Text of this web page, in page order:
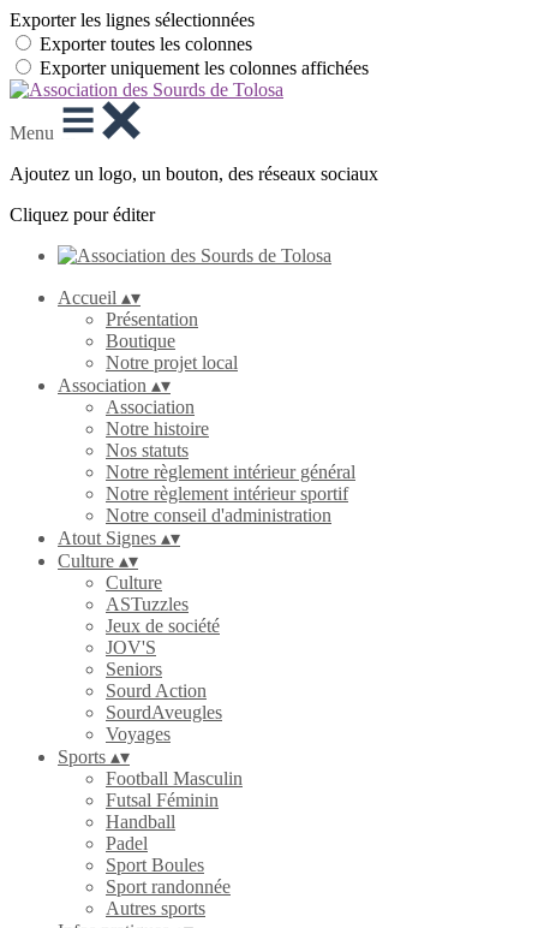
Exporter les lignes sélectionnées
Exporter toutes les colonnes
Exporter uniquement les colonnes affichées
Menu
Ajoutez un logo, un bouton, des réseaux sociaux
Cliquez pour éditer
Accueil ▴▾
Présentation
Boutique
Notre projet local
Association ▴▾
Association
Notre histoire
Nos statuts
Notre règlement intérieur général
Notre règlement intérieur sportif
Notre conseil d'administration
Atout Signes ▴▾
Culture ▴▾
Culture
ASTuzzles
Jeux de société
JOV'S
Seniors
Sourd Action
SourdAveugles
Voyages
Sports ▴▾
Football Masculin
Futsal Féminin
Handball
Padel
Sport Boules
Sport randonnée
Autres sports